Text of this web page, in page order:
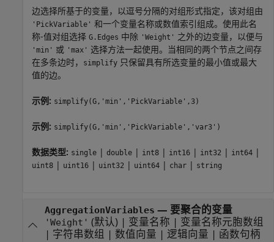
边选择所基于的变量，以逗号分隔的对组形式指定，该对组由
'PickVariable' 和一个变量名称或数值索引组成。使用此名
称-值对组选择 G.Edges 中除 'Weight' 之外的边变量，以便与
'min' 或 'max' 选择方法一起使用。当相同的两个节点之间存
在多条边时，
simplify 只保留具有所选变量的最小值或最大
值的边。
示例: simplify(G,'min','PickVariable',3)
示例: simplify(G,'min','PickVariable','var3')
数据类型: single | double | int8 | int16 | int32 | int64 |
uint8 | uint16 | uint32 | uint64 | char | string
AggregationVariables — 要聚合的变量
'Weight' (默认) | 变量名称 | 变量名称元胞数组
| 字符串数组 | 数值向量 | 逻辑向量 | 函数句柄